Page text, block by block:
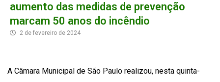
aumento das medidas de prevenção
marcam 50 anos do incêndio
2 de fevereiro de 2024
A Câmara Municipal de São Paulo realizou, nesta quinta-